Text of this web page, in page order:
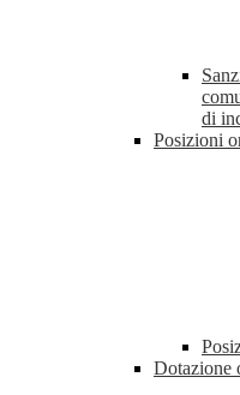
di
Posizioni
Dotazione